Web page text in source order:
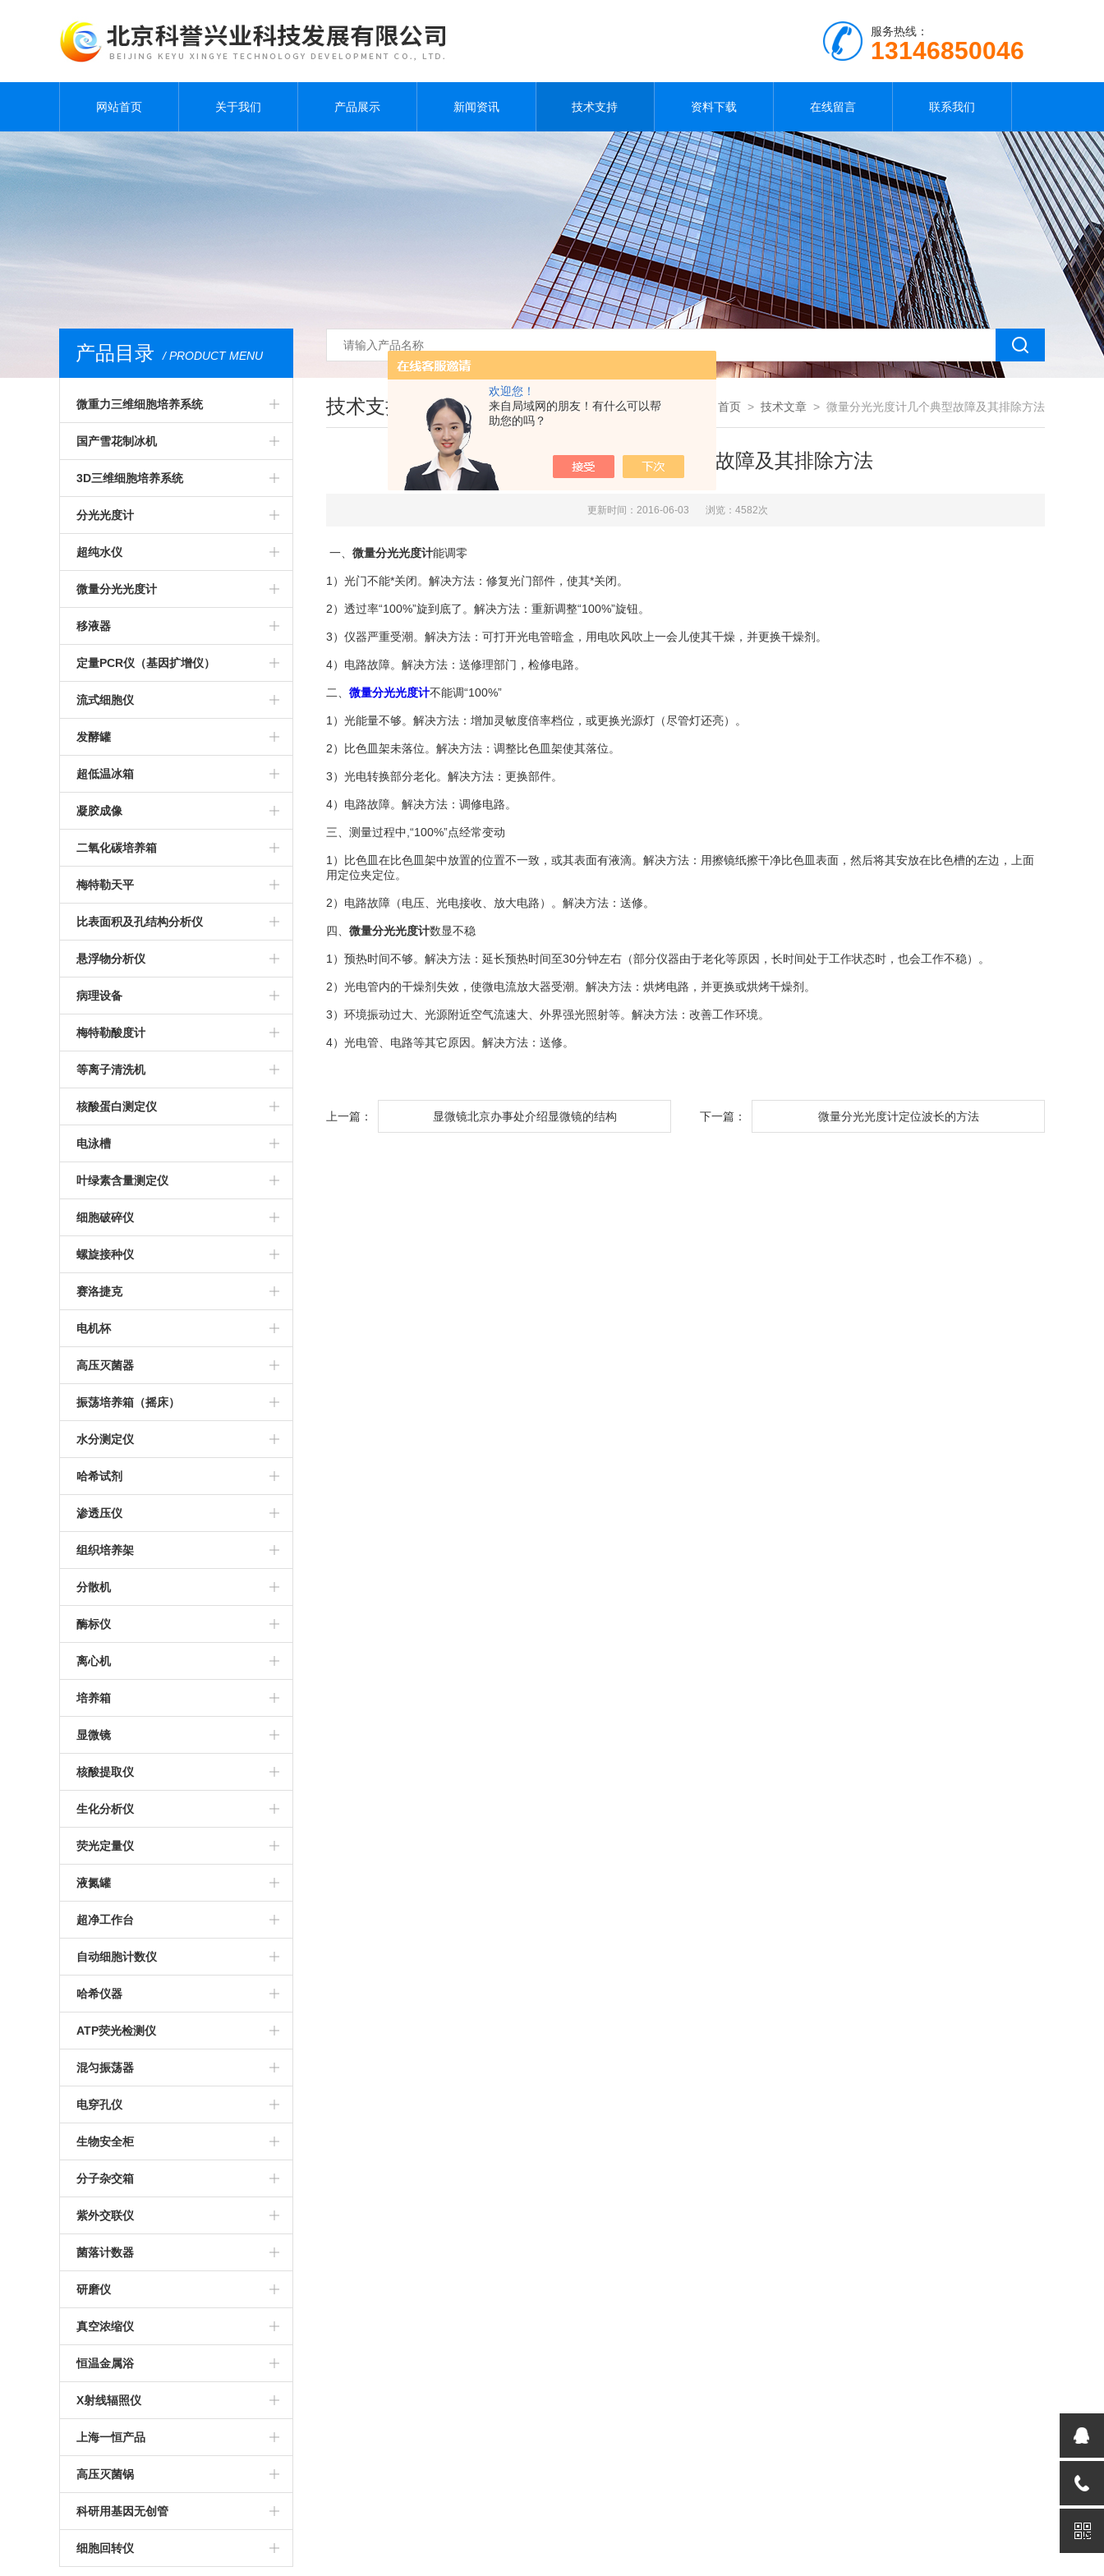
欢迎您！
来自局域网的朋友！有什么可以帮
助您的吗？
服务热线：
13146850046
网站首页 关于我们 产品展示 新闻资讯 技术支持 资料下载 在线留言 联系我们
产品目录 / PRODUCT MENU
微重力三维细胞培养系统
二轴回转培养系统
Bio SpaceX-3D微重力植物培养系统
Bio SpaceX-4DI三维旋转细胞培养
系统
BioSpace-3D微重力培养仪
TDCCS-3D微重力三维细胞培养系
统
超重力三维旋转细胞培养仪
微重力三维旋转细胞培养仪
国产雪花制冰机
科誉雪花制冰机
格兰特雪花制冰机
IMS系列雪花制冰机
3D三维细胞培养系统
Gravite微重力模拟系统
3D细胞培养系统
分光光度计
超微量紫外分光光度计
赛默飞超微量分光光度计
超纯水仪
密理博超纯水仪
Millipore 超纯水仪
美国Millipor超纯水仪
推荐超纯水仪
上海淼康纯水仪
南京易普易达超纯水仪
微量分光光度计
NanoDrop One 超微量分光光度计
紫外分光光度计
百泰克
德国IMPLEN光度计
科誉兴业光度计
推荐微量分光光度计
NanoDrop3000光度计
超微量分光光度计
移液器
ErgoOne移液器
移液器灭菌器
Eppendorf德国移液器
定量PCR仪（基因扩增仪）
ThermoFisher PCR仪
CFX Opus 96
荧光定量PCR仪
PCR操作台
罗氏PCR仪
ABI 9700 PCR仪
ABI2720 PCR仪
伯乐T100 PCR仪
安捷伦AriaMX定量PCR仪
BIO-RAD PCR仪
推荐PCR仪
流式细胞仪
BD 流式细胞仪
BD C6流式细胞仪
发酵罐
气升式发酵罐
多联不锈钢发酵罐
台式发酵罐
超低温冰箱
thermo905超低温冰箱
三洋超低温冰箱
美菱低温冰箱
海尔超低温冰箱
凝胶成像
GI-II凝胶成像系统
北京通宝达成凝胶成像
二氧化碳培养箱
上海力康二氧化碳培养箱
美国Thermo二氧化碳培养箱
美国SIM二氧化碳培养箱
梅特勒天平
梅特勒天平
比表面积及孔结构分析仪
比奥德SSA-4000系列比表面积及孔
结构分析仪
悬浮物分析仪
德国默克悬浮物分析仪
美国密勒悬浮物分析仪
病理设备
冷冻组织包埋机
全自动组织脱水机
金华科迪
莱卡切片机
德国徕卡石蜡包埋机
梅特勒酸度计
梅特勒PH计
等离子清洗机
推荐等离子清洗机
等离子清洗机
核酸蛋白测定仪
Bio-Rad核酸蛋白测定仪
电泳槽
伯乐电泳槽
叶绿素含量测定仪
日本KONTCA流式细胞仪
细胞破碎仪
宁波新芝超声波细胞破碎仪
螺旋接种仪
法国Interscience
西班牙IUL螺旋接种仪
推荐螺旋接种仪
赛洛捷克
离心机
电机杯
伯乐电机杯
高压灭菌器
推荐高压灭菌器
美国致微高压灭菌器
振荡培养箱（摇床）
WIGGENS
THZ-C恒温振荡器
水分测定仪
美国帝强水分测定仪
日本KETT水分测定仪
哈希试剂
哈希试剂
渗透压仪
进口渗透压仪
组织培养架
组织培养架
分散机
推荐分散机
德国IKA分散机
酶标仪
Thermo MultiskanFC酶标仪
BioTek SynergyLX
Bio-Rad iMark酶标仪
美国MD M4多功能酶标仪
帝肯M200 Pro多功能酶标仪
离心机
Sigma离心机
艾本德5430R离心机
艾本德5810R高速冷冻离心机
冷冻离心机
赛多利斯
Eppendorf 离心机
贝克曼CytoFLEX流式细胞仪
美国Labnet微孔板离心机
Thermo Pico17离心机
赛特湘仪离心机
Thermo离心机
培养箱
三气培养箱
霉菌培养箱
三温区光照培养箱
人工气候箱
生化培养箱
显微镜
莱卡显微镜
尼康显微镜
澳浦显微镜
倒置显微镜
推荐显微镜
核酸提取仪
百泰克核酸提取仪
核酸提取仪
生化分析仪
M-100生物传感器分析仪
S-10生物传感器分析仪
M-2000生物过程生化分析仪
Nova 多参数生化分析仪
M-900生物过程生化分析仪
谷氨酸分析仪
M-100乳酸分析仪
M-100葡萄糖分析仪
荧光定量仪
Qubit4.0
Qubit Flex荧光计
液氮罐
东亚液氮罐
MVE液氮罐
超净工作台
哈东联
自动细胞计数仪
IC1000细胞计数板
Countess 3自动细胞计数仪
Countstar Rigel S5
Thermo Fish
Countstar自动细胞计数仪
哈希仪器
DR900便携式多参数比色计
DR1010 COD测定仪
ATP荧光检测仪
美国Hyginea
混匀振荡器
TYMR-IIIA
艾本德恒温混匀仪
Eppendorf
电穿孔仪
Bio-Rad
生物安全柜
哈东联
ESCO
分子杂交箱
美国UVP
紫外交联仪
美国UVP
菌落计数器
法国interscience
研磨仪
JXFSTPRP-CLN冷冻研磨仪
真空浓缩仪
Concentrator plus
恒温金属浴
MK200-4恒温金属浴
X射线辐照仪
RS1800Q X射线细胞辐照仪
RS2000plus X射线辐照仪
RS2000pro 生物学X射线辐照仪
上海一恒产品
恒温恒湿箱
恒温振荡器
电热恒温培养箱
高压灭菌锅
申安高压灭菌锅
科研用基因无创管
Streck基因无创管
细胞回转仪
技术支持 您现在的位置： 首页 > 技术文章 > 微量分光光度计几个典型故障及其排除方法
微量分光光度计几个典型故障及其排除方法
更新时间：2016-06-03 浏览：4582次
一、 微量分光光度计能调零
1）光门不能*关闭。解决方法：修复光门部件，使其*关闭。
2）透过率“100%”旋到底了。解决方法：重新调整“100%”旋钮。
3）仪器严重受潮。解决方法：可打开光电管暗盒，用电吹风吹上一会儿使其干燥，并更换干燥剂。
4）电路故障。解决方法：送修理部门，检修电路。
二、 微量分光光度计不能调“100%”
1）光能量不够。解决方法：增加灵敏度倍率档位，或更换光源灯（尽管灯还亮）。
2）比色皿架未落位。解决方法：调整比色皿架使其落位。
3）光电转换部分老化。解决方法：更换部件。
4）电路故障。解决方法：调修电路。
三、测量过程中,“100%”点经常变动
1）比色皿在比色皿架中放置的位置不一致，或其表面有液滴。解决方法：用擦镜纸擦干净比色皿表面，然后将其安放在比色槽的左边，上面
用定位夹定位。
2）电路故障（电压、光电接收、放大电路）。解决方法：送修。
四、 微量分光光度计数显不稳
1）预热时间不够。解决方法：延长预热时间至30分钟左右（部分仪器由于老化等原因，长时间处于工作状态时，也会工作不稳）。
2）光电管内的干燥剂失效，使微电流放大器受潮。解决方法：烘烤电路，并更换或烘烤干燥剂。
3）环境振动过大、光源附近空气流速大、外界强光照射等。解决方法：改善工作环境。
4）光电管、电路等其它原因。解决方法：送修。
上一篇： 显微镜北京办事处介绍显微镜的结构 下一篇： 微量分光光度计定位波长的方法